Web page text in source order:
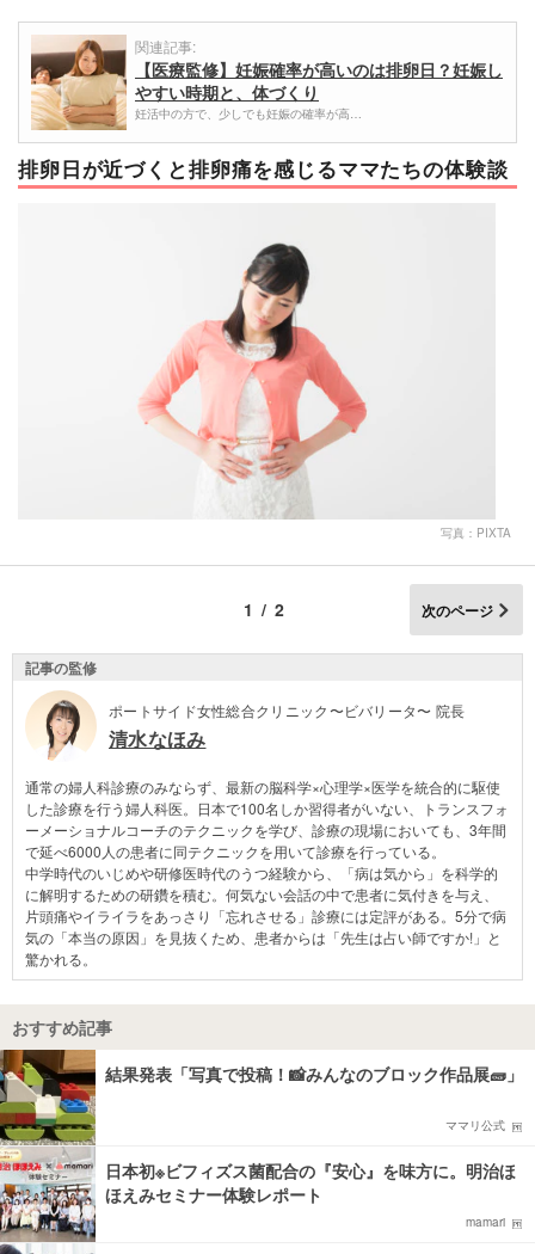
関連記事:
【医療監修】妊娠確率が高いのは排卵日？妊娠し
やすい時期と、体づくり
妊活中の方で、少しでも妊娠の確率が高…
排卵日が近づくと排卵痛を感じるママたちの体験談
写真：PIXTA
1/2 次のページ
記事の監修
ポートサイド女性総合クリニック〜ビバリータ〜 院長
清水なほみ
通常の婦人科診療のみならず、最新の脳科学×心理学×医学を統合的に駆使
した診療を行う婦人科医。日本で100名しか習得者がいない、トランスフォ
ーメーショナルコーチのテクニックを学び、診療の現場においても、3年間
で延べ6000人の患者に同テクニックを用いて診療を行っている。
中学時代のいじめや研修医時代のうつ経験から、「病は気から」を科学的
に解明するための研鑽を積む。何気ない会話の中で患者に気付きを与え、
片頭痛やイライラをあっさり「忘れさせる」診療には定評がある。5分で病
気の「本当の原因」を見抜くため、患者からは「先生は占い師ですか!」と
驚かれる。
おすすめ記事
結果発表「写真で投稿！📸みんなのブロック作品展🧱」
ママリ公式
日本初※ビフィズス菌配合の『安心』を味方に。明治ほ
ほえみセミナー体験レポート
mamari